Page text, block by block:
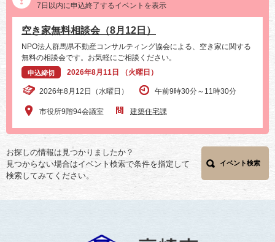
7日以内に申込終了するイベントを表示
空き家無料相談会（8月12日）
NPO法人群馬県不動産コンサルティング協会による、空き家に関する
無料の相談会です。お気軽にご相談ください。
申込締切 2026年8月11日 （火曜日）
2026年8月12日（水曜日） 午前9時30分～11時30分
市役所9階94会議室 建築住宅課
お探しの情報は見つかりましたか？
見つからない場合はイベント検索で条件を指定して
検索してみてください。
イベント検索